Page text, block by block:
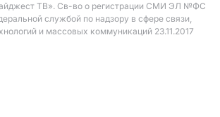
ТВ». Св-во о регистрации СМИ ЭЛ №ФС
службой по надзору в сфере связи,
и массовых коммуникаций 23.11.2017